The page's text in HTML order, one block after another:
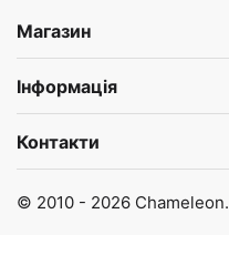
Магазин
Інформація
Контакти
© 2010 - 2026 Chameleon.